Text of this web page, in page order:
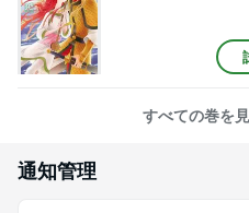
すべての巻を
通知管理